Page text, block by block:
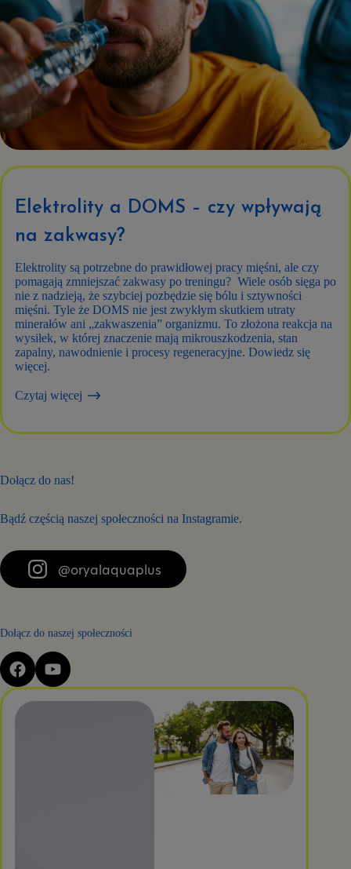
Elektrolity a DOMS – czy wpływają
na zakwasy?
Elektrolity są potrzebne do prawidłowej pracy mięśni, ale czy
pomagają zmniejszać zakwasy po treningu? Wiele osób sięga po
nie z nadzieją, że szybciej pozbędzie się bólu i sztywności
mięśni. Tyle że DOMS nie jest zwykłym skutkiem utraty
minerałów ani „zakwaszenia” organizmu. To złożona reakcja na
wysiłek, w której znaczenie mają mikrouszkodzenia, stan
zapalny, nawodnienie i procesy regeneracyjne. Dowiedz się
więcej.
Czytaj więcej
Dołącz do nas!
Bądź częścią naszej społeczności na Instagramie.
@oryalaquaplus
Dołącz do naszej społeczności